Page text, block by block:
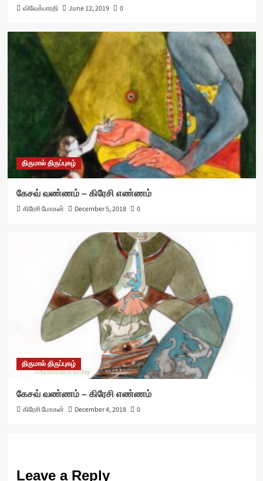
விவேக்பாரதி
June 12, 2019 0
திருமால் திருப்புகழ்
கேசவ் வண்ணம் – கிரேசி எண்ணம்
கிரேசி மோகன்
December 5, 2018 0
திருமால் திருப்புகழ்
கேசவ் வண்ணம் – கிரேசி எண்ணம்
கிரேசி மோகன்
December 4, 2018 0
Leave a Reply